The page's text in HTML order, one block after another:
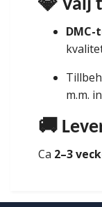
💎 Välj
m.m.
🚚
Ca 2–3